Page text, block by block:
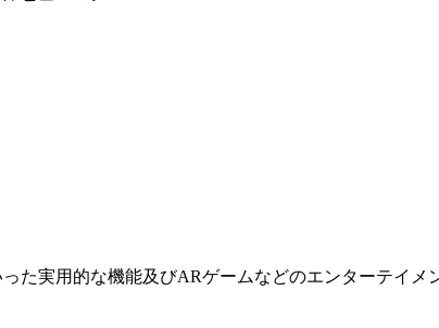
た実用的な機能及びARゲームなどのエンターテイメ